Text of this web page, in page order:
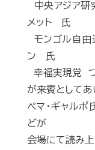
中央アジア研
メット 氏
モンゴル自由
ン 氏
幸福実現党
が来賓としてあ
ペマ・ギャルポ
どが
会場にて読み上